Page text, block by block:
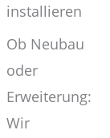
installieren
Ob Neubau
oder
Erweiterung:
Wir